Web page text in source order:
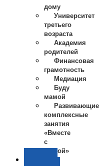
дому
Университет
третьего
возраста
Академия
родителей
Финансовая
грамотность
Медиация
Буду
мамой
Развивающие
комплексные
занятия
«Вместе
с
мамой»